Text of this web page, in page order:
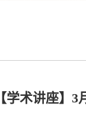
【学术讲座】3